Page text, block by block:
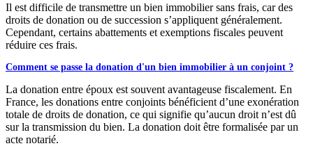
Il est difficile de transmettre un bien immobilier sans frais, car des
droits de donation ou de succession s’appliquent généralement.
Cependant, certains abattements et exemptions fiscales peuvent
réduire ces frais.
Comment se passe la donation d'un bien immobilier à un conjoint ?
La donation entre époux est souvent avantageuse fiscalement. En
France, les donations entre conjoints bénéficient d’une exonération
totale de droits de donation, ce qui signifie qu’aucun droit n’est dû
sur la transmission du bien. La donation doit être formalisée par un
acte notarié.